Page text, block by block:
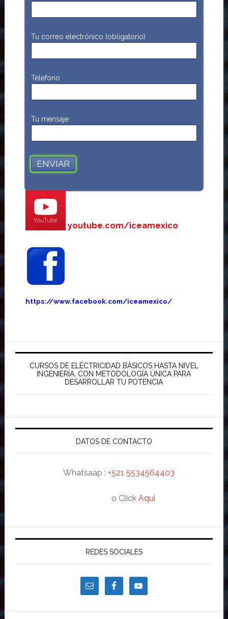
Tu correo electrónico (obligatorio)
Telefono
Tu mensaje
youtube.com/iceamexico
https://www.facebook.com/iceamexico/
Barra
lateral
principal
CURSOS DE ELÉCTRICIDAD BÁSICOS HASTA NIVEL
INGENIERÍA, CON METODOLOGÍA ÚNICA PARA
DESARROLLAR TU POTENCIA
DATOS DE CONTACTO
Whatsaap : +521 5534564403
o Click Aqui
REDES SOCIALES